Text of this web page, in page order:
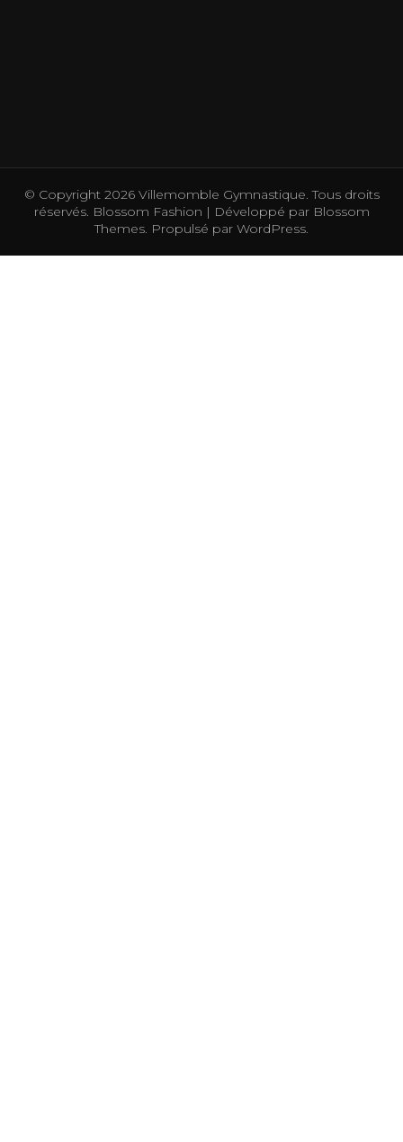
© Copyright 2026 Villemomble Gymnastique . Tous droits
réservés. Blossom Fashion | Développé parBlossom
Themes . Propulsé par WordPress